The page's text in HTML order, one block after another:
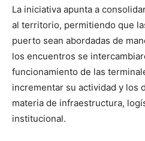
La iniciativa apunta a
al territorio, permitiendo que
puerto sean abordadas de
los encuentros se
funcionamiento de las
incrementar su actividad y los
materia de infraestructura,
institucional.